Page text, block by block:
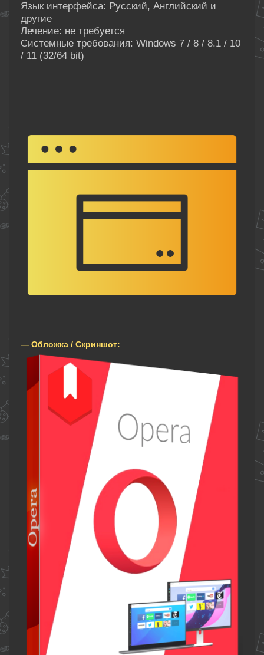
Язык интерфейса: Русский, Английский и
другие
Лечение: не требуется
Системные требования: Windows 7 / 8 / 8.1 / 10
/ 11 (32/64 bit)
— Обложка / Скриншот: